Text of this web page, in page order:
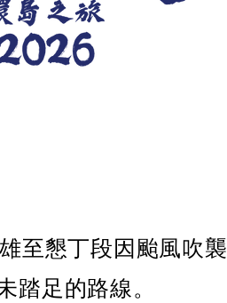
至懇丁段因颱風吹襲
足的路線。